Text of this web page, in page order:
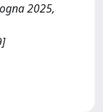
2025,